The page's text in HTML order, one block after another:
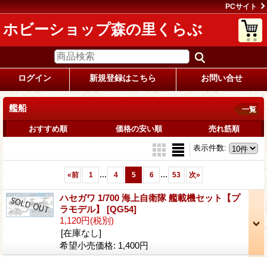
PCサイト
ホビーショップ森の里くらぶ
ログイン 新規登録はこちら お問い合せ
艦船 一覧
おすすめ順 価格の安い順 売れ筋順
表示件数:
«前 1 ... 4 5 6 ... 53 次»
ハセガワ 1/700 海上自衛隊 艦載機セット【プ
ラモデル】 [QG54]
1,120円(税別)
[在庫なし]
希望小売価格: 1,400円